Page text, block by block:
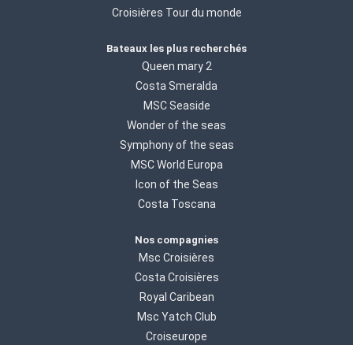
Croisières Tour du monde
Bateaux les plus recherchés
Queen mary 2
Costa Smeralda
MSC Seaside
Wonder of the seas
Symphony of the seas
MSC World Europa
Icon of the Seas
Costa Toscana
Nos compagnies
Msc Croisières
Costa Croisières
Royal Caribean
Msc Yatch Club
Croiseurope